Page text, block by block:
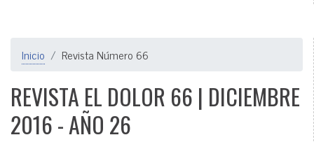
Inicio Revista Número 66
REVISTA EL DOLOR 66 | DICIEMBRE
2016 - AÑO 26